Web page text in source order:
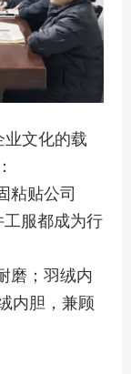
文化的载
粘贴公司
工服都成为行
磨；羽绒内
内胆，兼顾